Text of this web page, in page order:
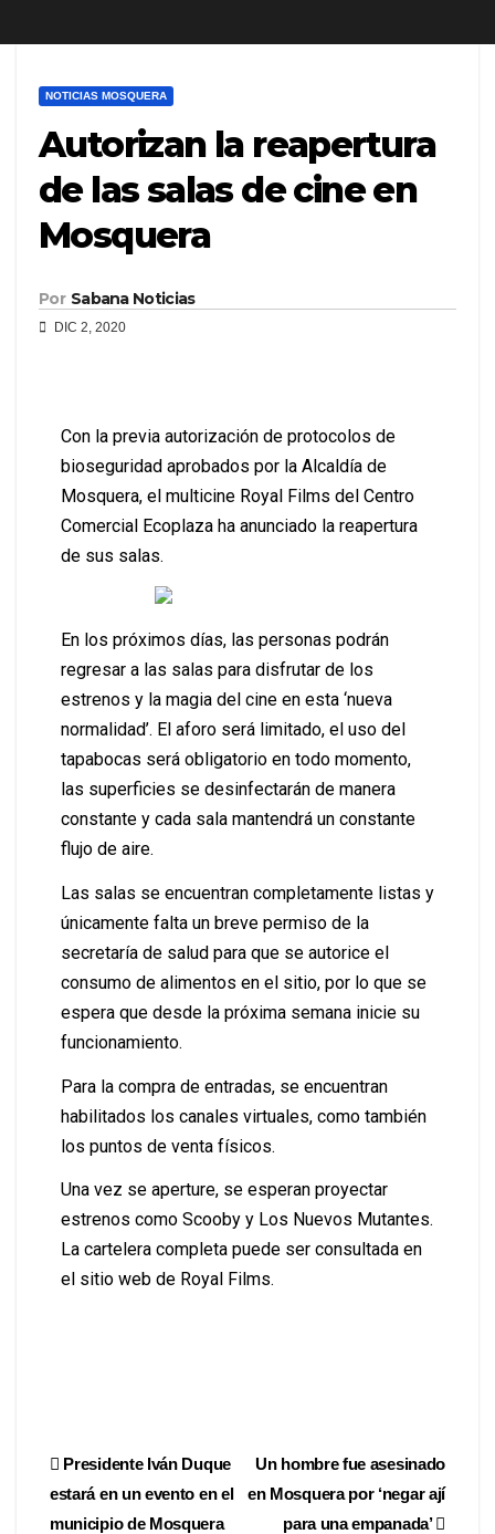
NOTICIAS MOSQUERA
Autorizan la reapertura
de las salas de cine en
Mosquera
Por Sabana Noticias
DIC 2, 2020
Con la previa autorización de protocolos de
bioseguridad aprobados por la Alcaldía de
Mosquera, el multicine Royal Films del Centro
Comercial Ecoplaza ha anunciado la reapertura
de sus salas.
En los próximos días, las personas podrán
regresar a las salas para disfrutar de los
estrenos y la magia del cine en esta ‘nueva
normalidad’. El aforo será limitado, el uso del
tapabocas será obligatorio en todo momento,
las superficies se desinfectarán de manera
constante y cada sala mantendrá un constante
flujo de aire.
Las salas se encuentran completamente listas y
únicamente falta un breve permiso de la
secretaría de salud para que se autorice el
consumo de alimentos en el sitio, por lo que se
espera que desde la próxima semana inicie su
funcionamiento.
Para la compra de entradas, se encuentran
habilitados los canales virtuales, como también
los puntos de venta físicos.
Una vez se aperture, se esperan proyectar
estrenos como Scooby y Los Nuevos Mutantes.
La cartelera completa puede ser consultada en
el sitio web de Royal Films.
Un hombre fue asesinado
en Mosquera por ‘negar ají
para una empanada’
Presidente Iván Duque
estará en un evento en el
municipio de Mosquera